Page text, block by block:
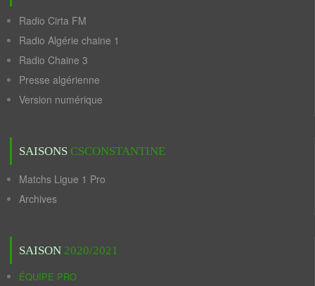
Radio Cirta FM
Radio Algérie chaine 1
Radio Chaine 3
Presse algérienne
Version numérique
SAISONS CSCONSTANTINE
Matchs Ligue 1 Pro
Archives
SAISON 2020/2021
ÉQUIPE PRO